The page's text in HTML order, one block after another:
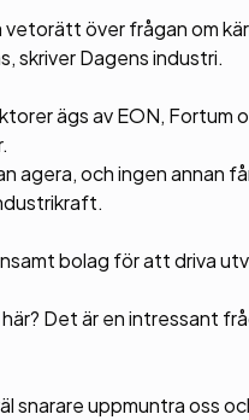
över frågan om
skriver Dagens industri.
ägs av EON, Fortum
agera, och ingen annan
bolag för att driva
Det är en intressant
snarare uppmuntra oss